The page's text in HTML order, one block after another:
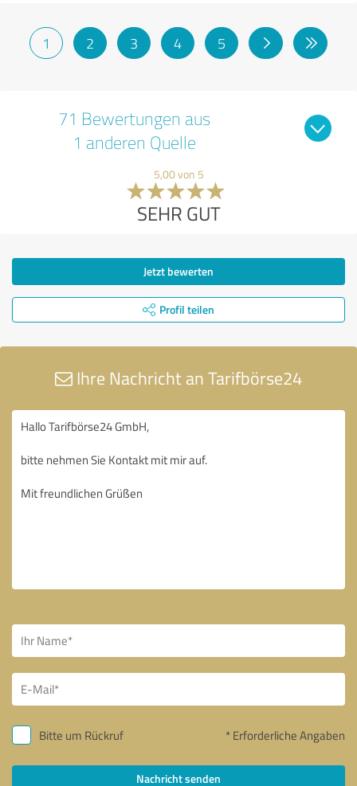
1 2 3 4 5
71 Bewertungen aus
1 anderen Quelle
5,00 von 5
SEHR GUT
Jetzt bewerten
Profil teilen
Ihre Nachricht an Tarifbörse24
Bitte um Rückruf * Erforderliche Angaben
Nachricht senden